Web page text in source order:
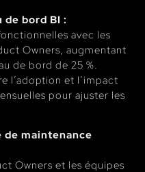
de bord BI :
avec les
Owners, augmentant
de bord de 25 %.
l’adoption et l’impact
pour ajuster les
de maintenance
Owners et les équipes